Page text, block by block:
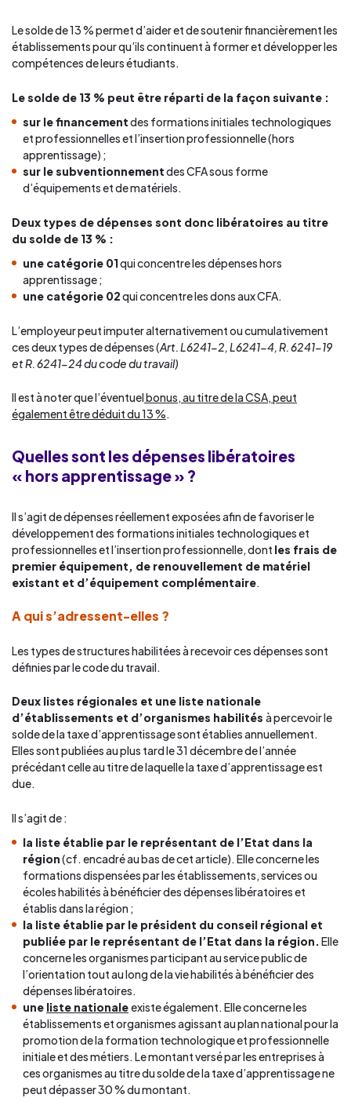
Le solde de 13 % permet d’aider et de soutenir financièrement les
établissements pour qu’ils continuent à former et développer les
compétences de leurs étudiants.
Le solde de 13 % peut être réparti de la façon suivante :
sur le financementdes formations initiales technologiques
et professionnelles et l’insertion professionnelle (hors
apprentissage) ;
sur le subventionnementdes CFA sous forme
d’équipements et de matériels.
Deux types de dépenses sont donc libératoires au titre
du solde de 13 % :
une catégorie 01qui concentre les dépenses hors
apprentissage ;
une catégorie 02qui concentre les dons aux CFA.
L’employeur peut imputer alternativement ou cumulativement
ces deux types de dépenses (Art. L6241-2, L6241-4, R. 6241-19
et R. 6241-24 du code du travail)
Il est à noter que l’éventuelbonus, au titre de la CSA, peut
également être déduit du 13 %.
Quelles sont les dépenses libératoires
« hors apprentissage » ?
Il s’agit de dépenses réellement exposées afin de favoriser le
développement des formations initiales technologiques et
professionnelles et l’insertion professionnelle, dont les frais de
premier équipement, de renouvellement de matériel
existant et d’équipement complémentaire.
A qui s’adressent-elles ?
Les types de structures habilitées à recevoir ces dépenses sont
définies par le code du travail.
Deux listes régionales et une liste nationale
d’établissements et d’organismes habilités à percevoir le
solde de la taxe d’apprentissage sont établies annuellement.
Elles sont publiées au plus tard le 31 décembre de l’année
précédant celle au titre de laquelle la taxe d’apprentissage est
due.
Il s’agit de :
la liste établie par le représentant de l’Etat dans la
région(cf. encadré au bas de cet article). Elle concerne les
formations dispensées par les établissements, services ou
écoles habilités à bénéficier des dépenses libératoires et
établis dans la région ;
la liste établie par le président du conseil régional et
publiée par le représentant de l’Etat dans la région.Elle
concerne les organismes participant au service public de
l’orientation tout au long de la vie habilités à bénéficier des
dépenses libératoires.
une liste nationaleexiste également. Elle concerne les
établissements et organismes agissant au plan national pour la
promotion de la formation technologique et professionnelle
initiale et des métiers. Le montant versé par les entreprises à
ces organismes au titre du solde de la taxe d’apprentissage ne
peut dépasser 30 % du montant.